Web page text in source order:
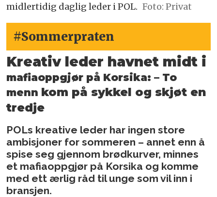
midlertidig daglig leder i POL. Foto: Privat
#Sommerpraten
Kreativ leder havnet midt i
mafiaoppgjør på Korsika:– To
menn kom på sykkel og skjøt en
tredje
POLs kreative leder har ingen store
ambisjoner for sommeren – annet enn å
spise seg gjennom brødkurver, minnes
et mafiaoppgjør på Korsika og komme
med ett ærlig råd til unge som vil inn i
bransjen.